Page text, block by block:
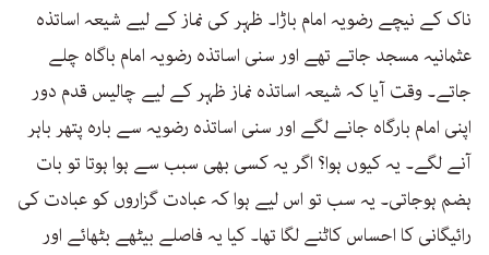
ناک کے نیچے رضویہ امام باڑا۔ ظہر کی نماز کے لیے شیعہ اساتذہ
عثمانیہ مسجد جاتے تھے اور سنی اساتذہ رضویہ امام باگاہ چلے
جاتے۔ وقت آیا کہ شیعہ اساتذہ نماز ظہر کے لیے چالیس قدم دور
اپنی امام بارگاہ جانے لگے اور سنی اساتذہ رضویہ سے بارہ پتھر باہر
آنے لگے۔ یہ کیوں ہوا؟ اگر یہ کسی بھی سبب سے ہوا ہوتا تو بات
ہضم ہوجاتی۔ یہ سب تو اس لیے ہوا کہ عبادت گزاروں کو عبادت کی
رائیگانی کا احساس کاٹنے لگا تھا۔ کیا یہ فاصلے بیٹھے بٹھائے اور